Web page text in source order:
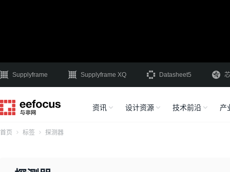
Supplyframe Supplyframe XQ Datasheet5
资讯 设计资源 技术前沿 产
首页 标签 探测器